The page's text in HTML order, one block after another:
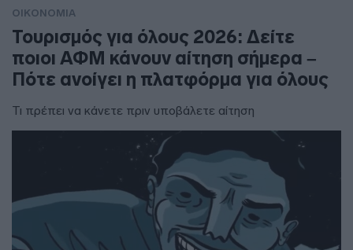
ΟΙΚΟΝΟΜΙΑ
Τουρισμός για όλους 2026: Δείτε
ποιοι ΑΦΜ κάνουν αίτηση σήμερα –
Πότε ανοίγει η πλατφόρμα για όλους
Τι πρέπει να κάνετε πριν υποβάλετε αίτηση